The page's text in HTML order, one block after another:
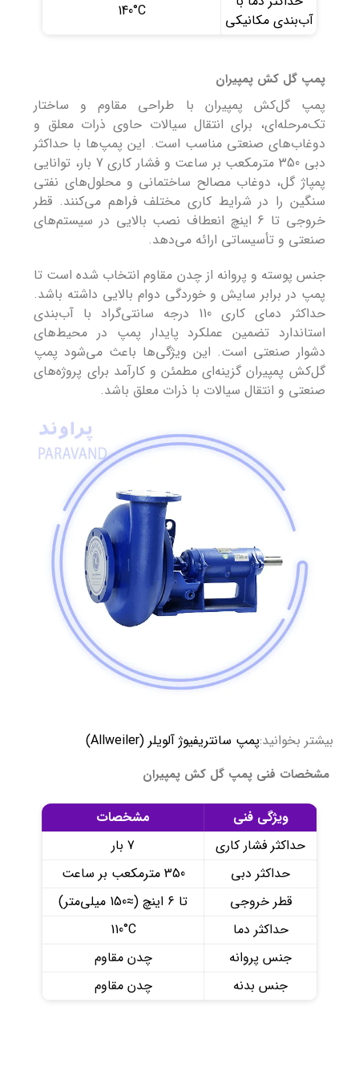
آب‌بندی مکانیکی
140°C
پمپ گل کش پمپیران
پمپ گل‌کش پمپیران با طراحی مقاوم و ساختار
تک‌مرحله‌ای، برای انتقال سیالات حاوی ذرات معلق و
دوغاب‌های صنعتی مناسب است. این پمپ‌ها با حداکثر
دبی 350 مترمکعب بر ساعت و فشار کاری 7 بار، توانایی
پمپاژ گل، دوغاب مصالح ساختمانی و محلول‌های نفتی
سنگین را در شرایط کاری مختلف فراهم می‌کنند. قطر
خروجی تا 6 اینچ انعطاف نصب بالایی در سیستم‌های
صنعتی و تأسیساتی ارائه می‌دهد.
جنس پوسته و پروانه از چدن مقاوم انتخاب شده است تا
پمپ در برابر سایش و خوردگی دوام بالایی داشته باشد.
حداکثر دمای کاری 110 درجه سانتی‌گراد با آب‌بندی
استاندارد تضمین عملکرد پایدار پمپ در محیط‌های
دشوار صنعتی است. این ویژگی‌ها باعث می‌شود پمپ
گل‌کش پمپیران گزینه‌ای مطمئن و کارآمد برای پروژه‌های
صنعتی و انتقال سیالات با ذرات معلق باشد.
بیشتر بخوانید:پمپ سانتریفیوژ آلویلر (Allweiler)
مشخصات فنی پمپ گل کش پمپیران
ویژگی فنی
مشخصات
حداکثر فشار کاری
7 بار
حداکثر دبی
350 مترمکعب بر ساعت
قطر خروجی
تا 6 اینچ (≈150 میلی‌متر)
حداکثر دما
110°C
جنس پروانه
چدن مقاوم
جنس بدنه
چدن مقاوم